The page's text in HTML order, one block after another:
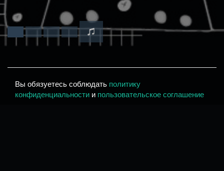
Вы обязуетесь соблюдать политику
конфиденциальности и пользовательское соглашение